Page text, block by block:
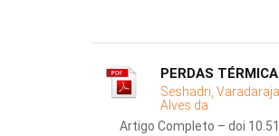
PERDAS
Seshadri,
Alves da
Artigo Completo – doi